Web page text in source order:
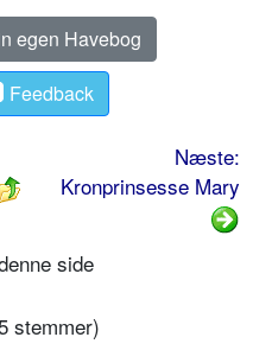
egen Havebog
Feedback
Næste:
Kronprinsesse Mary
side
stemmer)